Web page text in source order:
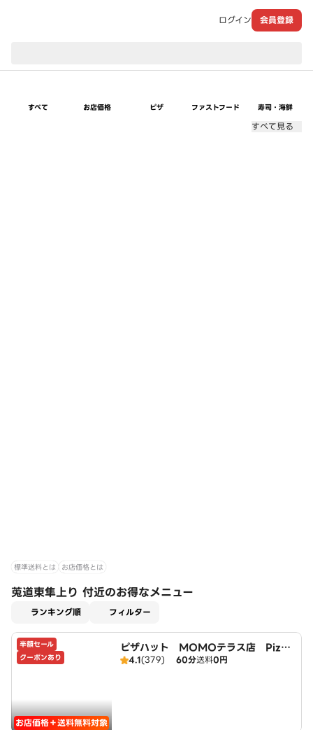
ログイン 会員登録
すべて お店価格 ピザ ファストフード 寿司・海鮮
すべて見る
標準送料とは お店価格とは
莵道東隼上り 付近のお得なメニュー
ランキング順 フィルター
半額セール
クーポンあり
お店価格＋送料無料対象
ピザハット MOMOテラス店 Pizza
Hut
4.1(379) 60分送料0円